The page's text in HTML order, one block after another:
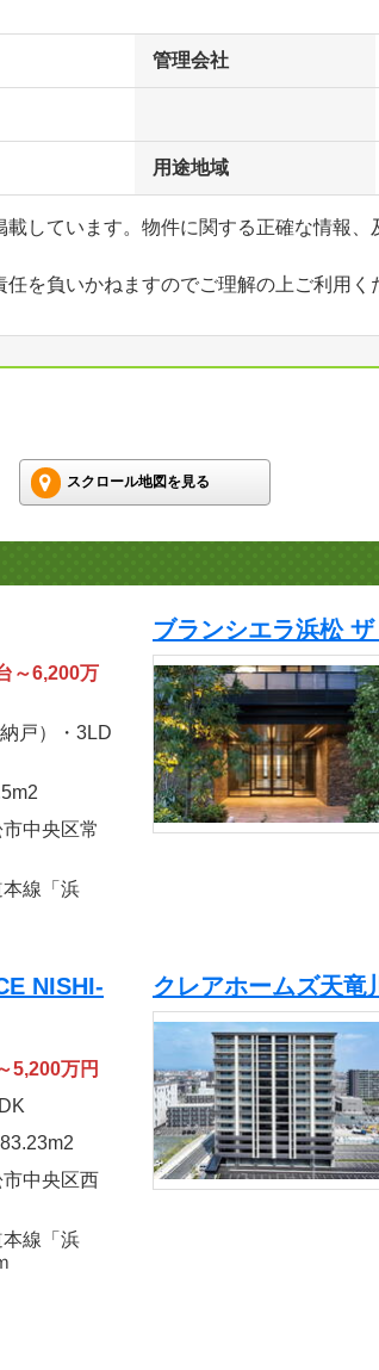
管理会社
用途地域
載しています。物件に関する正確な情報
を負いかねますのでご理解の上ご利用く
スクロール地図を見る
～6,200万
戸）・3LD
2
中央区常
本線「浜
ブランシエラ浜松
NISHI-
5,200万円
2
中央区西
本線「浜
クレアホームズ天